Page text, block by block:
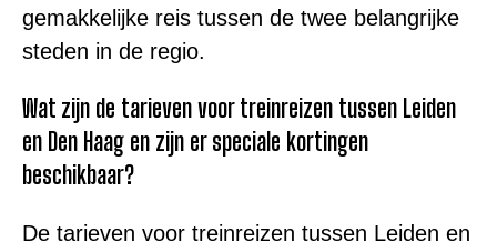
gemakkelijke reis tussen de twee belangrijke
steden in de regio.
Wat zijn de tarieven voor treinreizen tussen Leiden
en Den Haag en zijn er speciale kortingen
beschikbaar?
De tarieven voor treinreizen tussen Leiden en